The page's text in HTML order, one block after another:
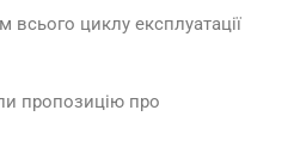
циклу експлуатації
пропозицію про